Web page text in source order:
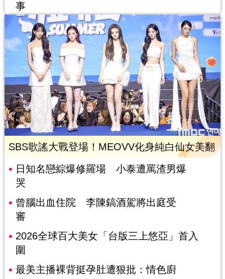
事
SBS歌謠大戰登場！MEOVV化身純白仙女美翻
日知名戀綜爆修羅場 小泰遭罵渣男爆
哭
曾腦出血住院 李陳鎬酒駕將出庭受
審
2026全球百大美女「台版三上悠亞」首入
圍
最美主播裸背挺孕肚遭狠批：情色廚